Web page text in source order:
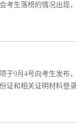
考生落榜的情况出现
于9月4号向考生发布
证和相关证明材料登